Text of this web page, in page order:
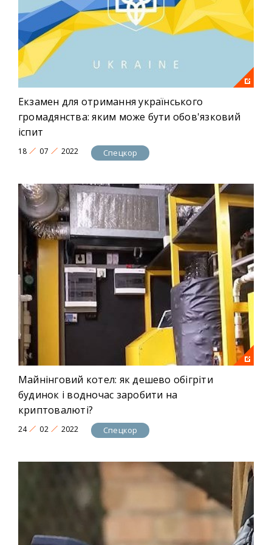
Екзамен для отримання українського
громадянства: яким може бути обов'язковий
іспит
18 07 2022 Спецкор
Майнінговий котел: як дешево обігріти
будинок і водночас заробити на
криптовалюті?
24 02 2022 Спецкор